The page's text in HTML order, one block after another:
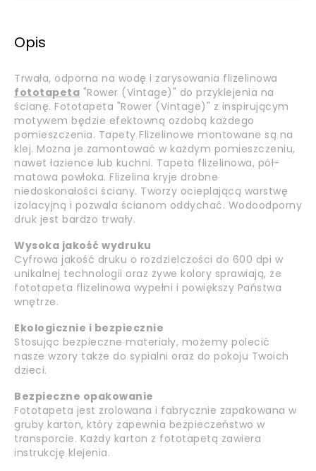
Opis
Trwała, odporna na wodę i zarysowania flizelinowa
fototapeta "Rower (Vintage)" do przyklejenia na
ścianę. Fototapeta "Rower (Vintage)" z inspirującym
motywem będzie efektowną ozdobą każdego
pomieszczenia. Tapety Flizelinowe montowane są na
klej. Można je zamontować w każdym pomieszczeniu,
nawet łazience lub kuchni. Tapeta flizelinowa, pół-
matowa powłoka. Flizelina kryje drobne
niedoskonałości ściany. Tworzy ocieplającą warstwę
izolacyjną i pozwala ścianom oddychać. Wodoodporny
druk jest bardzo trwały.
Wysoka jakość wydruku
Cyfrowa jakość druku o rozdzielczości do 600 dpi w
unikalnej technologii oraz żywe kolory sprawiają, że
fototapeta flizelinowa wypełni i powiększy Państwa
wnętrze.
Ekologicznie i bezpiecznie
Stosując bezpieczne materiały, możemy polecić
nasze wzory także do sypialni oraz do pokoju Twoich
dzieci.
Bezpieczne opakowanie
Fototapeta jest zrolowana i fabrycznie zapakowana w
gruby karton, który zapewnia bezpieczeństwo w
transporcie. Każdy karton z fototapetą zawiera
instrukcję klejenia.